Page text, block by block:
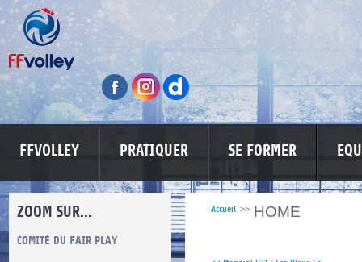
FFVOLLEY PRATIQUER SE FORMER
ZOOM SUR...
COMITÉ DU FAIR PLAY LUTTE CONTRE LES VIOLENCES
Accueil >> HOME